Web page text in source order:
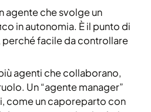
agente che svolge un
in autonomia. È il punto di
perché facile da controllare
agenti che collaborano,
Un “agente manager”
come un caporeparto con